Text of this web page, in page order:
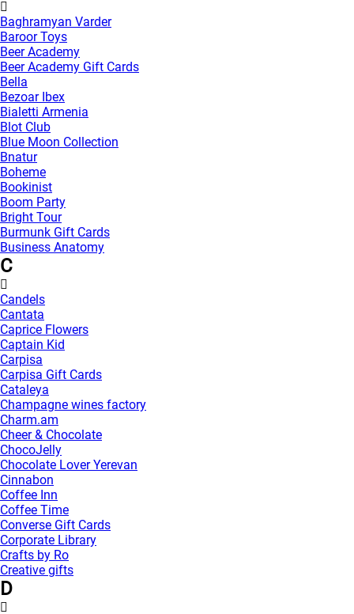
Baghramyan Varder
Baroor Toys
Beer Academy
Beer Academy Gift Cards
Bella
Bezoar Ibex
Bialetti Armenia
Blot Club
Blue Moon Collection
Bnatur
Boheme
Bookinist
Boom Party
Bright Tour
Burmunk Gift Cards
Business Anatomy
C
Candels
Cantata
Caprice Flowers
Captain Kid
Carpisa
Carpisa Gift Cards
Cataleya
Champagne wines factory
Charm.am
Cheer & Chocolate
ChocoJelly
Chocolate Lover Yerevan
Cinnabon
Coffee Inn
Coffee Time
Converse Gift Cards
Corporate Library
Crafts by Ro
Creative gifts
D